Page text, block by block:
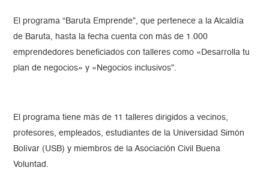
El programa “Baruta Emprende”, que pertenece a la Alcaldía
de Baruta, hasta la fecha cuenta con más de 1.000
emprendedores beneficiados con talleres como «Desarrolla tu
plan de negocios» y «Negocios inclusivos”.
El programa tiene más de 11 talleres dirigidos a vecinos,
profesores, empleados, estudiantes de la Universidad Simón
Bolívar (USB) y miembros de la Asociación Civil Buena
Voluntad.